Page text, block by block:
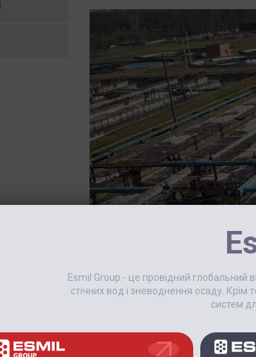
Esmil Group - це провідний
стічних вод і зневоднення осаду.
систем